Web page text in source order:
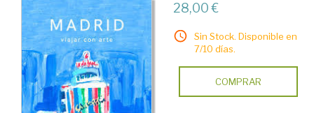
28,00 €
Sin Stock. Disponible en
7/10 días.
COMPRAR